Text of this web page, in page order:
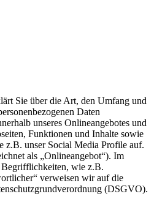
Sie über die Art, den Umfang und
Daten
unseres Onlineangebotes und
Funktionen und Inhalte sowie
z.B. unser Social Media Profile auf.
als „Onlineangebot“). Im
wie z.B.
verweisen wir auf die
(DSGVO).